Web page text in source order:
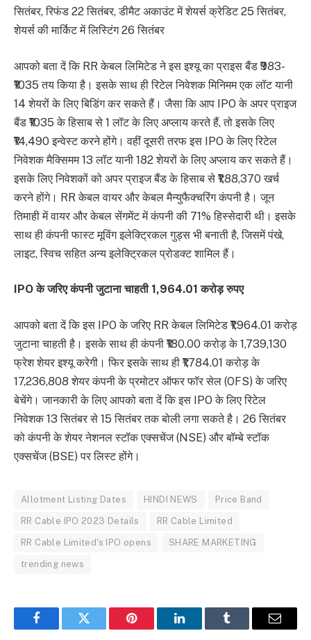
सितंबर, रिफंड 22 सितंबर, डीमैट अकाउंट में शेयर्स क्रेडिट 25 सितंबर,
शेयर्स की मार्किट में लिस्टिंग 26 सितंबर
आपको बता दें कि RR केबल लिमिटेड ने इस इश्यू का प्राइस बैंड ₹983-
₹1035 तय किया है। इसके साथ ही रिटेल निवेशक मिनिमम एक लॉट यानी
14 शेयरों के लिए बिडिंग कर सकते हैं। जैसा कि आप IPO के अपर प्राइज
बैंड ₹1035 के हिसाब से 1 लॉट के लिए अप्लाय करते हैं, तो इसके लिए
₹14,490 इन्वेस्ट करने होंगे। वहीं दूसरी तरफ इस IPO के लिए रिटेल
निवेशक मैक्सिमम 13 लॉट यानी 182 शेयरों के लिए अप्लाय कर सकते हैं।
इसके लिए निवेशकों को अपर प्राइज बैंड के हिसाब से ₹1,88,370 खर्च
करने होंगे। RR केबल वायर और केबल मैन्युफैक्चरिंग कंपनी है। जून
तिमाही में वायर और केबल सेंगमेंट में कंपनी की 71% हिस्सेदारी थी। इसके
साथ ही कंपनी फास्ट मूविंग इलेक्ट्रिकल गुड्स भी बनाती है, जिसमें पंखे,
लाइट, स्विच सहित अन्य इलेक्ट्रिकल प्रोडक्ट शामिल हैं।
IPO के जरिए कंपनी जुटाना चाहती 1,964.01 करोड़ रुपए
आपको बता दें कि इस IPO के जरिए RR केबल लिमिटेड ₹1,964.01 करोड़
जुटाना चाहती है। इसके साथ ही कंपनी ₹180.00 करोड़ के 1,739,130
फ्रेश शेयर इश्यू करेगी। फिर इसके साथ ही ₹1,784.01 करोड़ के
17,236,808 शेयर कंपनी के प्रमोटर ऑफर फॉर सेल (OFS) के जरिए
बेचेंगे। जानकारी के लिए आपको बता दें कि इस IPO के लिए रिटेल
निवेशक 13 सितंबर से 15 सितंबर तक बोली लगा सकते है। 26 सितंबर
को कंपनी के शेयर नेशनल स्टॉक एक्सचेंज (NSE) और बॉम्बे स्टॉक
एक्सचेंज (BSE) पर लिस्ट होंगे।
Allotment Listing Dates HINDI NEWS Price Band
RR Cable IPO 2023 Details RR Cable Limited
RR Cable Limited's IPO opens SHARE MARKETING
trending news
FacebookTwitter Pinterest LinkedInTumblr Email